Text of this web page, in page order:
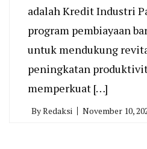
adalah Kredit Industri
program pembiayaan
untuk mendukung
peningkatan
memperkuat […]
ByRedaksi November 10,